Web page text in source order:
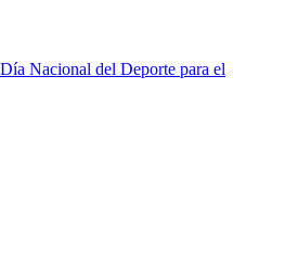
Nacional del Deporte para el